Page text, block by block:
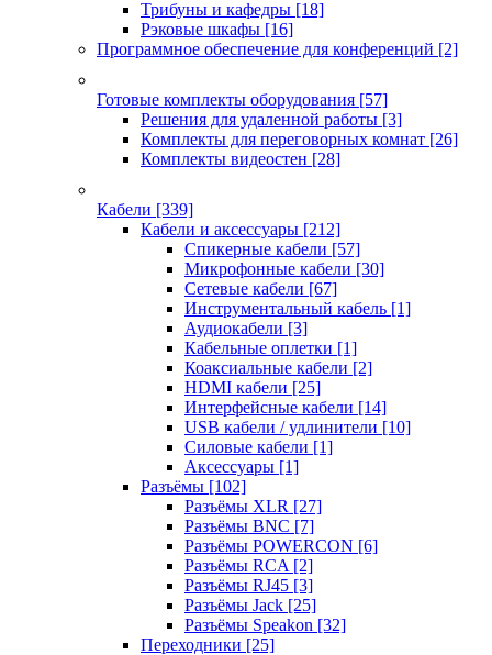
Трибуны и кафедры [18]
Рэковые шкафы [16]
Программное обеспечение для конференций [2]
Готовые комплекты оборудования [57]
Решения для удаленной работы [3]
Комплекты для переговорных комнат [26]
Комплекты видеостен [28]
Кабели [339]
Кабели и аксессуары [212]
Спикерные кабели [57]
Микрофонные кабели [30]
Сетевые кабели [67]
Инструментальный кабель [1]
Аудиокабели [3]
Кабельные оплетки [1]
Коаксиальные кабели [2]
HDMI кабели [25]
Интерфейсные кабели [14]
USB кабели / удлинители [10]
Силовые кабели [1]
Аксессуары [1]
Разъёмы [102]
Разъёмы XLR [27]
Разъёмы BNC [7]
Разъёмы POWERCON [6]
Разъёмы RCA [2]
Разъёмы RJ45 [3]
Разъёмы Jack [25]
Разъёмы Speakon [32]
Переходники [25]